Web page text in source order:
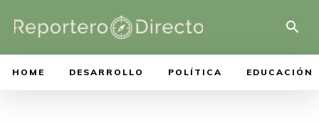
HOME DESARROLLO POLÍTICA EDUCACIÓN